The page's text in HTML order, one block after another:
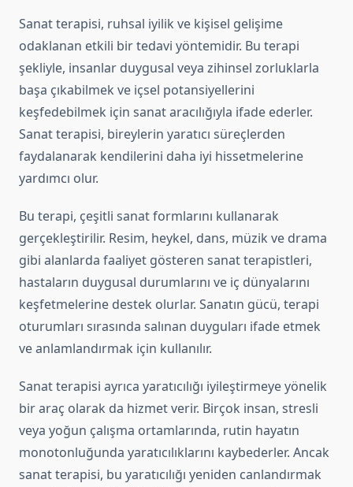
Sanat terapisi, ruhsal iyilik ve kişisel gelişime
odaklanan etkili bir tedavi yöntemidir. Bu terapi
şekliyle, insanlar duygusal veya zihinsel zorluklarla
başa çıkabilmek ve içsel potansiyellerini
keşfedebilmek için sanat aracılığıyla ifade ederler.
Sanat terapisi, bireylerin yaratıcı süreçlerden
faydalanarak kendilerini daha iyi hissetmelerine
yardımcı olur.
Bu terapi, çeşitli sanat formlarını kullanarak
gerçekleştirilir. Resim, heykel, dans, müzik ve drama
gibi alanlarda faaliyet gösteren sanat terapistleri,
hastaların duygusal durumlarını ve iç dünyalarını
keşfetmelerine destek olurlar. Sanatın gücü, terapi
oturumları sırasında salınan duyguları ifade etmek
ve anlamlandırmak için kullanılır.
Sanat terapisi ayrıca yaratıcılığı iyileştirmeye yönelik
bir araç olarak da hizmet verir. Birçok insan, stresli
veya yoğun çalışma ortamlarında, rutin hayatın
monotonluğunda yaratıcılıklarını kaybederler. Ancak
sanat terapisi, bu yaratıcılığı yeniden canlandırmak